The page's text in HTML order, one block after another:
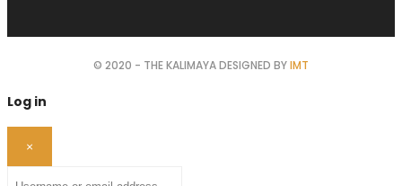
© 2020 - THE KALIMAYA DESIGNED BYIMT
Log in
×